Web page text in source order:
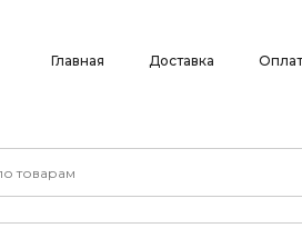
Главная Доставка